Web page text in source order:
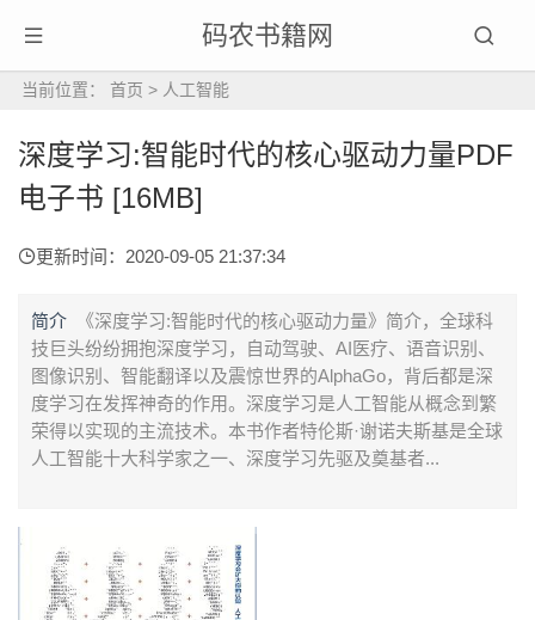
码农书籍网
当前位置： 首页 > 人工智能
深度学习:智能时代的核心驱动力量PDF
电子书 [16MB]
更新时间：2020-09-05 21:37:34
简介
《深度学习:智能时代的核心驱动力量》简介，全球科
技巨头纷纷拥抱深度学习，自动驾驶、AI医疗、语音识别、
图像识别、智能翻译以及震惊世界的AlphaGo，背后都是深
度学习在发挥神奇的作用。深度学习是人工智能从概念到繁
荣得以实现的主流技术。本书作者特伦斯·谢诺夫斯基是全球
人工智能十大科学家之一、深度学习先驱及奠基者...